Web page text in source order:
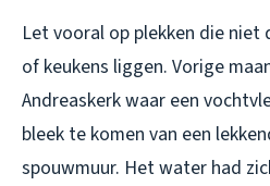
Let vooral op plekken die
of keukens liggen. Vorige
Andreaskerk waar een
bleek te komen van een
spouwmuur. Het water had